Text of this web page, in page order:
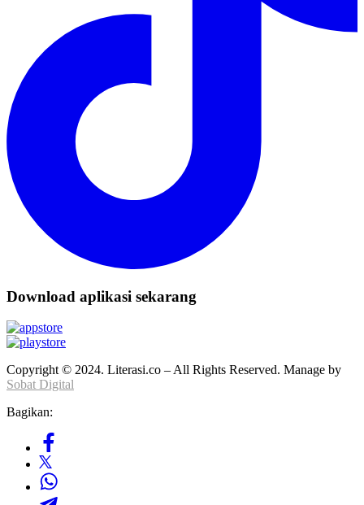
Download aplikasi sekarang
Copyright © 2024. Literasi.co – All Rights Reserved. Manage by
Sobat Digital
Bagikan: